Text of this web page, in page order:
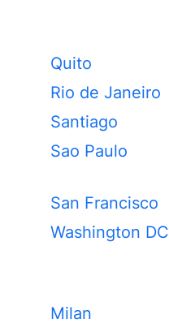
Quito
Rio de Janeiro
Santiago
Sao Paulo
San Francisco
Washington DC
Milan